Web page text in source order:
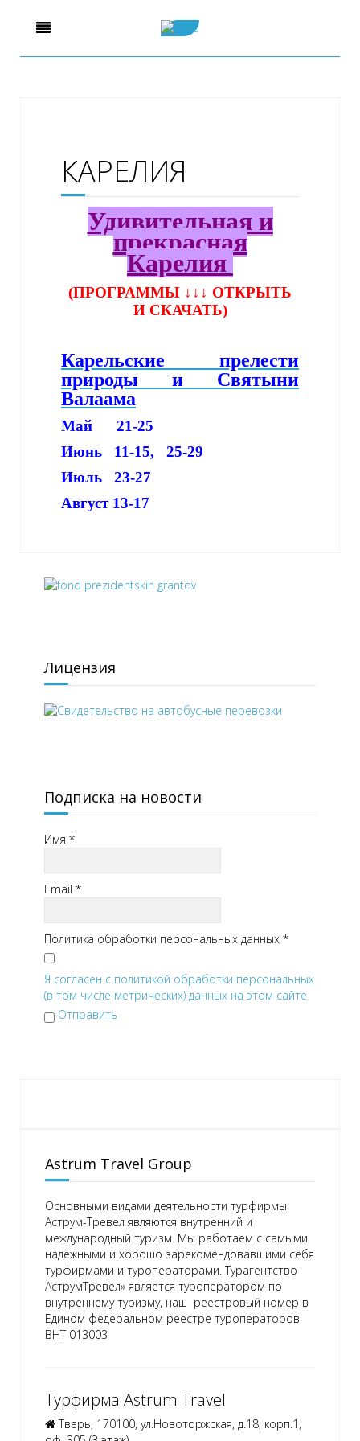
КАРЕЛИЯ
Удивительная и
прекрасная
Карелия
(ПРОГРАММЫ ↓↓↓ ОТКРЫТЬ
И СКАЧАТЬ)
Карельские прелести
природы и Святыни
Валаама
Май 21-25
Июнь 11-15, 25-29
Июль 23-27
Август 13-17
Лицензия
Подписка на новости
Имя *
Email *
Политика обработки персональных данных *
Я согласен с политикой обработки персональных
(в том числе метрических) данных на этом сайте
Отправить
Astrum Travel Group
Основными видами деятельности турфирмы
Аструм-Тревел являются внутренний и
международный туризм. Мы работаем с самыми
надёжными и хорошо зарекомендовавшими себя
турфирмами и туроператорами. Турагентство
АструмТревел» является туроператором по
внутреннему туризму, наш реестровый номер в
Едином федеральном реестре туроператоров
ВНТ 013003
Турфирма Astrum Travel
Тверь, 170100, ул.Новоторжская, д.18, корп.1,